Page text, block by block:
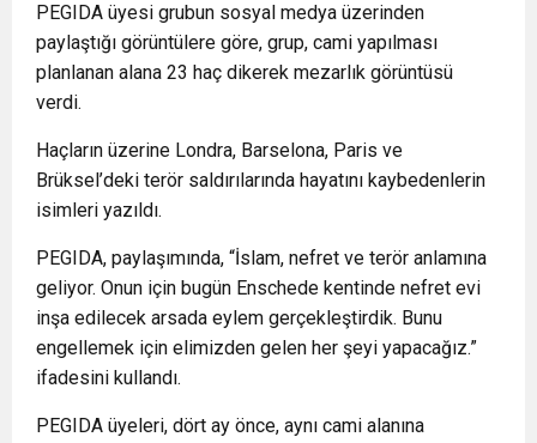
PEGIDA üyesi grubun sosyal medya üzerinden
paylaştığı görüntülere göre, grup, cami yapılması
planlanan alana 23 haç dikerek mezarlık görüntüsü
verdi.
Haçların üzerine Londra, Barselona, Paris ve
Brüksel’deki terör saldırılarında hayatını kaybedenlerin
isimleri yazıldı.
PEGIDA, paylaşımında, “İslam, nefret ve terör anlamına
geliyor. Onun için bugün Enschede kentinde nefret evi
inşa edilecek arsada eylem gerçekleştirdik. Bunu
engellemek için elimizden gelen her şeyi yapacağız.”
ifadesini kullandı.
PEGIDA üyeleri, dört ay önce, aynı cami alanına